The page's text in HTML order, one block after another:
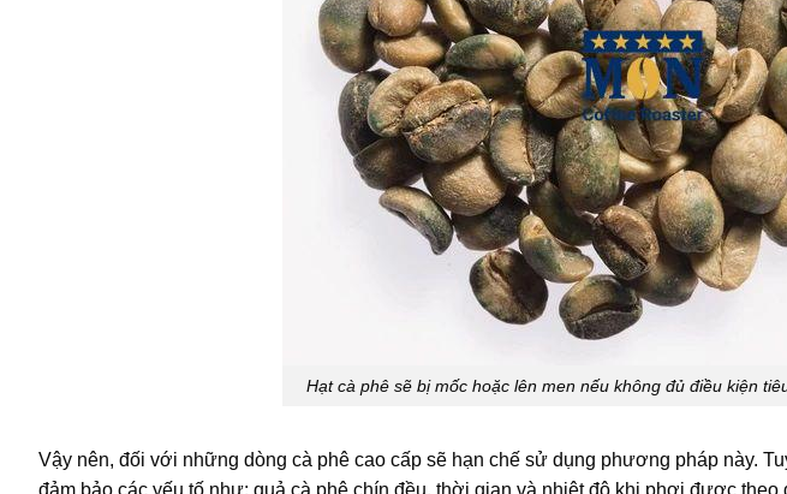
Hạt cà phê sẽ bị mốc hoặc lên men nếu không đủ điều kiện
Vậy nên, đối với những dòng cà phê cao cấp sẽ hạn chế sử dụng phương pháp này.